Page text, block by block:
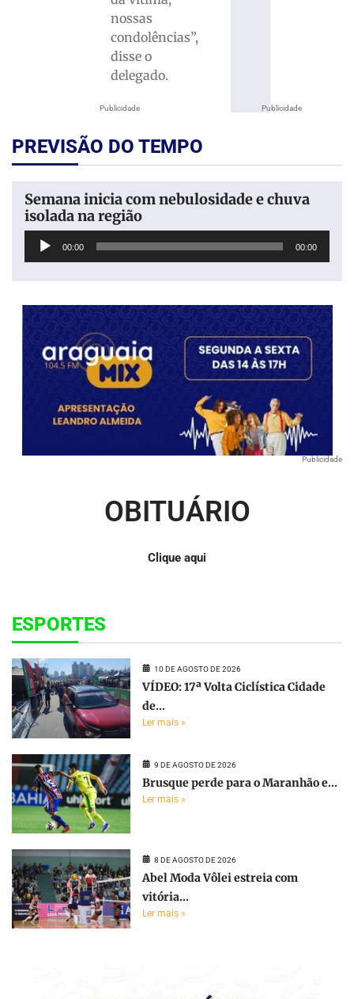
Publicidade
nossas
condolências”,
disse o
delegado.
Publicidade
PREVISÃO DO TEMPO
Semana inicia com nebulosidade e chuva
isolada na região
Tocador
00:00 00:00
Publicidade
OBITUÁRIO
Clique aqui
ESPORTES
10 DE AGOSTO DE 2026
VÍDEO: 17ª Volta Ciclística Cidade
de...
Ler mais »
9 DE AGOSTO DE 2026
Brusque perde para o Maranhão e...
Ler mais »
8 DE AGOSTO DE 2026
Abel Moda Vôlei estreia com
vitória...
Ler mais »